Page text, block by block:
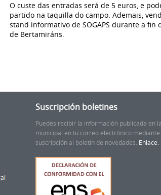
O custe das entradas será de 5 euros, e
partido na taquilla do campo. Ademais,
stand informativo de SOGAPS durante a fin
de Bertamiráns.
Suscripción boletines
Puedes recibir la información publicada en
municipal en tu correo electrónico mediante
suscripción al boletín de novedades. Enlace.